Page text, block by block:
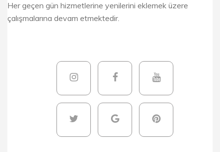
Her geçen gün hizmetlerine yenilerini eklemek üzere
çalışmalarına devam etmektedir.